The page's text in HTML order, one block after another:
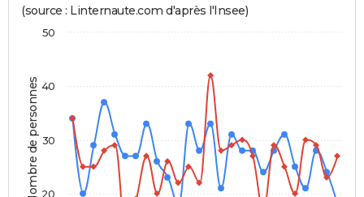
Nombre de personnes
(source : Linternaute.com d'après l'Insee)
20
30
40
50